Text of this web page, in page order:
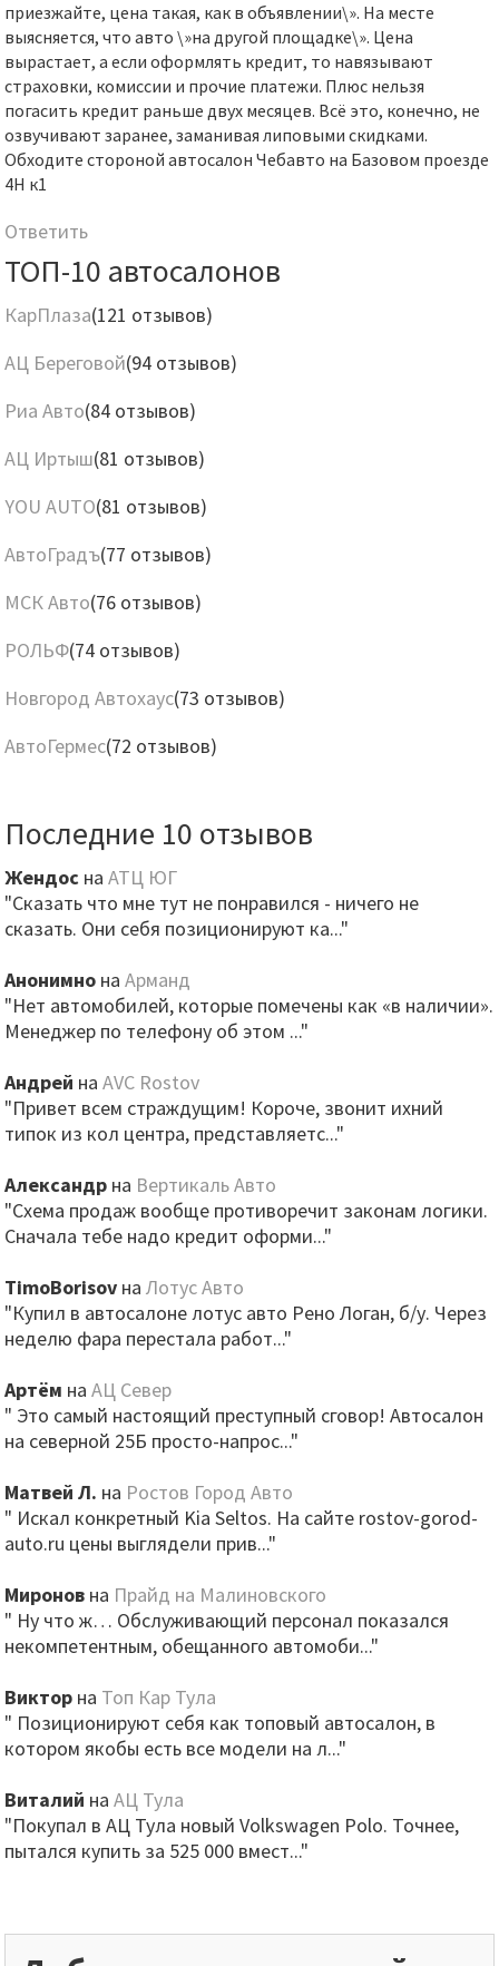
приезжайте, цена такая, как в объявлении\». На месте
выясняется, что авто \»на другой площадке\». Цена
вырастает, а если оформлять кредит, то навязывают
страховки, комиссии и прочие платежи. Плюс нельзя
погасить кредит раньше двух месяцев. Всё это, конечно, не
озвучивают заранее, заманивая липовыми скидками.
Обходите стороной автосалон Чебавто на Базовом проезде
4Н к1
Ответить
ТОП-10 автосалонов
КарПлаза(121 отзывов)
АЦ Береговой(94 отзывов)
Риа Авто(84 отзывов)
АЦ Иртыш(81 отзывов)
YOU AUTO(81 отзывов)
АвтоГрадъ(77 отзывов)
МСК Авто(76 отзывов)
РОЛЬФ(74 отзывов)
Новгород Автохаус(73 отзывов)
АвтоГермес(72 отзывов)
Последние 10 отзывов
Жендос наАТЦ ЮГ
"Сказать что мне тут не понравился - ничего не
сказать. Они себя позиционируют ка..."
Анонимно наАрманд
"Нет автомобилей, которые помечены как «в наличии».
Менеджер по телефону об этом ..."
Андрей наAVC Rostov
"Привет всем страждущим! Короче, звонит ихний
типок из кол центра, представляетс..."
Александр на Вертикаль Авто
"Схема продаж вообще противоречит законам логики.
Сначала тебе надо кредит оформи..."
TimoBorisov наЛотус Авто
"Купил в автосалоне лотус авто Рено Логан, б/у. Через
неделю фара перестала работ..."
Артём наАЦ Север
" Это самый настоящий преступный сговор! Автосалон
на северной 25Б просто-напрос..."
Матвей Л. на Ростов Город Авто
" Искал конкретный Kia Seltos. На сайте rostov-gorod-
auto.ru цены выглядели прив..."
Миронов на Прайд на Малиновского
" Ну что ж… Обслуживающий персонал показался
некомпетентным, обещанного автомоби..."
Виктор на Топ Кар Тула
" Позиционируют себя как топовый автосалон, в
котором якобы есть все модели на л..."
Виталий наАЦ Тула
"Покупал в АЦ Тула новый Volkswagen Polo. Точнее,
пытался купить за 525 000 вмест..."